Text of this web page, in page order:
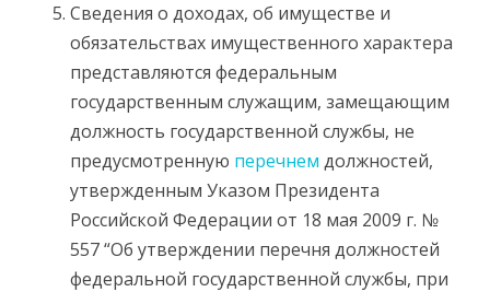
Сведения о доходах, об имуществе и
обязательствах имущественного характера
представляются федеральным
государственным служащим, замещающим
должность государственной службы, не
предусмотренную перечнем должностей,
утвержденным Указом Президента
Российской Федерации от 18 мая 2009 г. №
557 “Об утверждении перечня должностей
федеральной государственной службы, при